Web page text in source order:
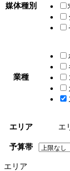
媒体種別
業種
エリア エ
予算帯
エリア